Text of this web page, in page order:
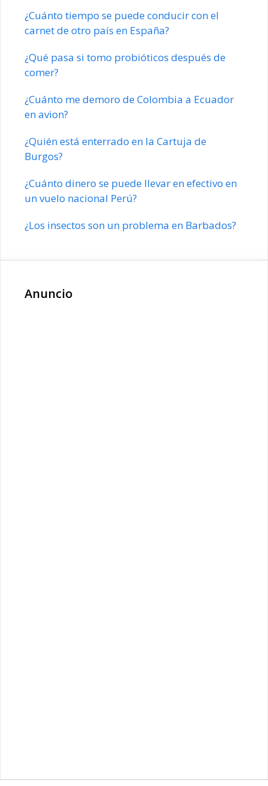
¿Cuánto tiempo se puede conducir con el
carnet de otro país en España?
¿Qué pasa si tomo probióticos después de
comer?
¿Cuánto me demoro de Colombia a Ecuador
en avion?
¿Quién está enterrado en la Cartuja de
Burgos?
¿Cuánto dinero se puede llevar en efectivo en
un vuelo nacional Perú?
¿Los insectos son un problema en Barbados?
Anuncio